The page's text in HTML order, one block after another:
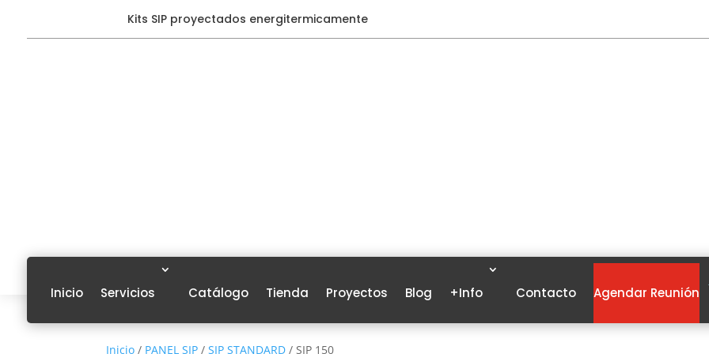
Kits SIP proyectados energitermicamente
Inicio Servicios Catálogo Tienda Proyectos Blog +Info Contacto Agendar Reunión
Inicio / PANEL SIP /SIP STANDARD / SIP 150